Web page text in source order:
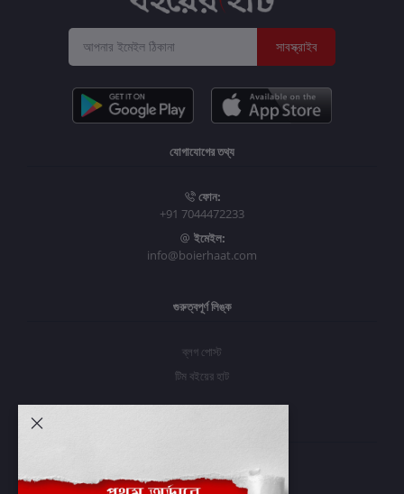
সাবস্ক্রাইব
যোগাযোগের তথ্য
ফোন:
+91 7044472233
ইমেইল:
info@boierhaat.com
গুরুত্বপূর্ণ লিঙ্ক
ব্লগ পোস্ট
টিম বইয়ের হাট
প্রবেশ করুন